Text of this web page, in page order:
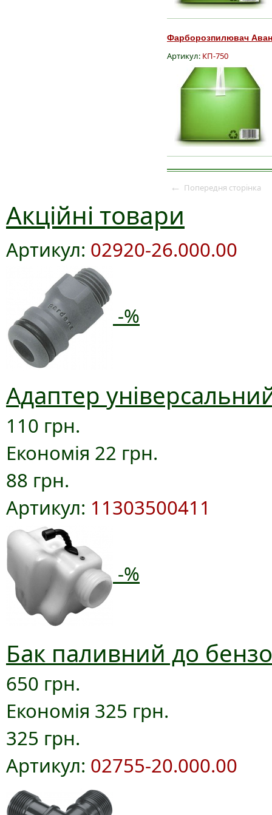
Фарборозпилювач
Артикул: КП-750
← Попередня сторінка
Акційні товари
Артикул: 02920-26.000.00
-%
Адаптер
110 грн.
Економія 22 грн.
88 грн.
Артикул: 11303500411
-%
Бак паливний до
650 грн.
Економія 325 грн.
325 грн.
Артикул: 02755-20.000.00